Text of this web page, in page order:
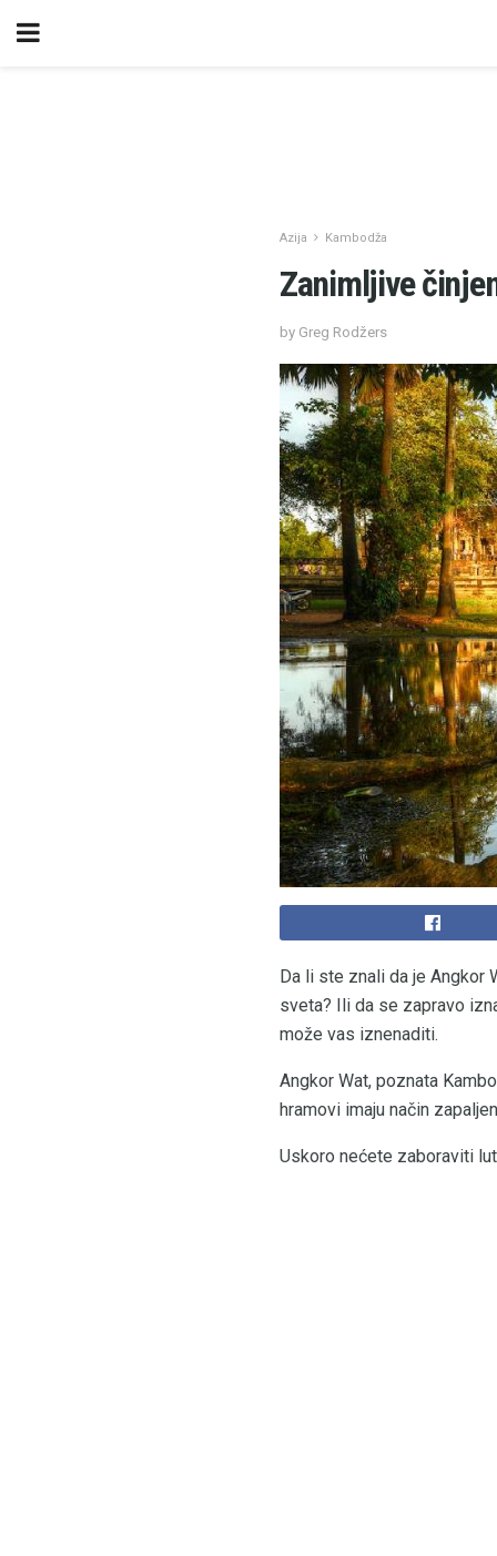
Azija Kambodža
Zanimljive
by Greg Rodžers
Da li ste znali da je Angkor
sveta? Ili da se zapravo
može vas iznenaditi.
Angkor Wat, poznata
hramovi imaju način
Uskoro nećete zaboraviti